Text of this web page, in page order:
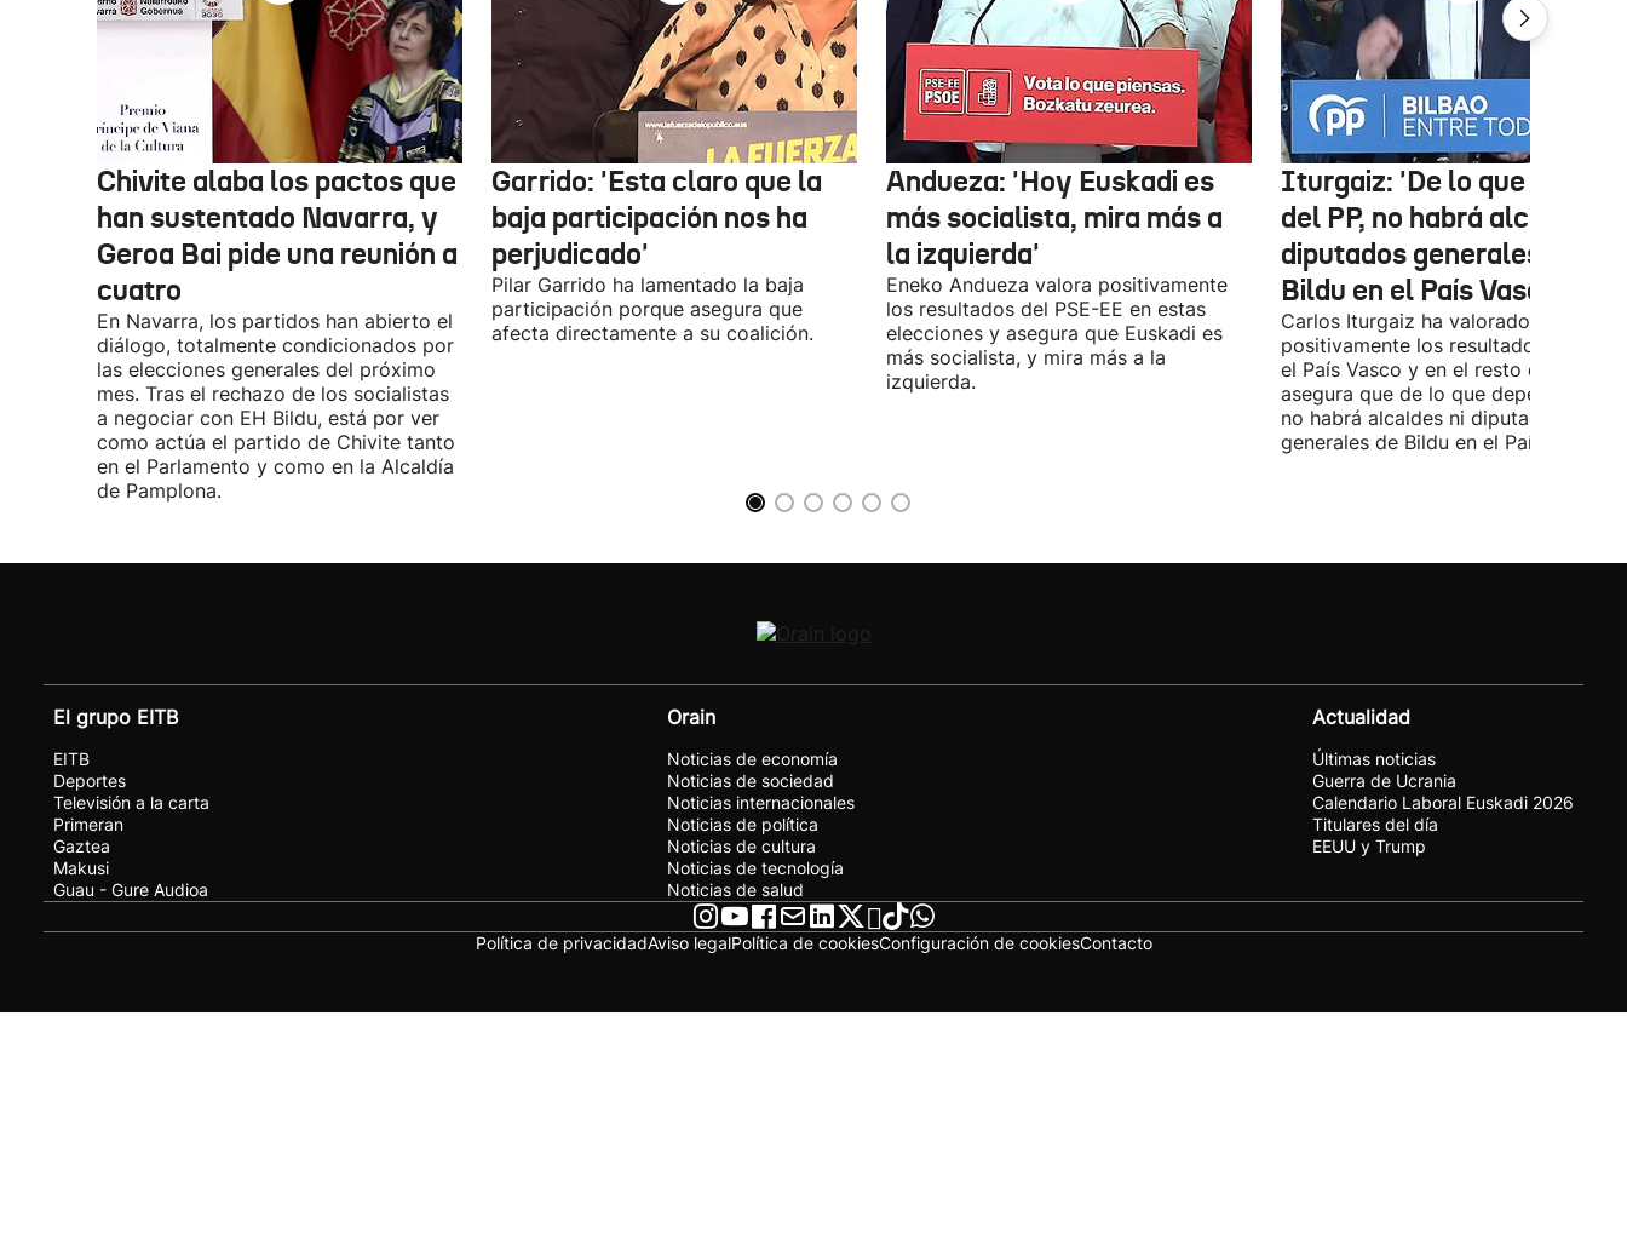
Chivite alaba los pactos que
han sustentado Navarra, y
Geroa Bai pide una reunión a
cuatro
En Navarra, los partidos han abierto el
diálogo, totalmente condicionados por
las elecciones generales del próximo
mes. Tras el rechazo de los socialistas
a negociar con EH Bildu, está por ver
como actúa el partido de Chivite tanto
en el Parlamento y como en la Alcaldía
de Pamplona.
Garrido: 'Esta claro que la
baja participación nos ha
perjudicado'
Pilar Garrido ha lamentado la baja
participación porque asegura que
afecta directamente a su coalición.
Andueza: 'Hoy Euskadi es
más socialista, mira más a
la izquierda'
Eneko Andueza valora positivamente
los resultados del PSE-EE en estas
elecciones y asegura que Euskadi es
más socialista, y mira más a la
izquierda.
Iturgaiz: 'De lo que
del PP, no habrá alcaldes ni
diputados generales de
Bildu en el País Vasco'
Carlos Iturgaiz ha valorado
positivamente los resultados del PP
el País Vasco y en el resto de
asegura que de lo que dependa del
no habrá alcaldes ni diputados
generales de Bildu en el País Vasco.
El grupo EITB
EITB
Deportes
Televisión a la carta
Primeran
Gaztea
Makusi
Guau - Gure Audioa
Orain
Noticias de economía
Noticias de sociedad
Noticias internacionales
Noticias de política
Noticias de cultura
Noticias de tecnología
Noticias de salud
Actualidad
Últimas noticias
Guerra de Ucrania
Calendario Laboral Euskadi 2026
Titulares del día
EEUU y Trump
Política de privacidadAviso legalPolítica de cookiesConfiguración de cookiesContacto